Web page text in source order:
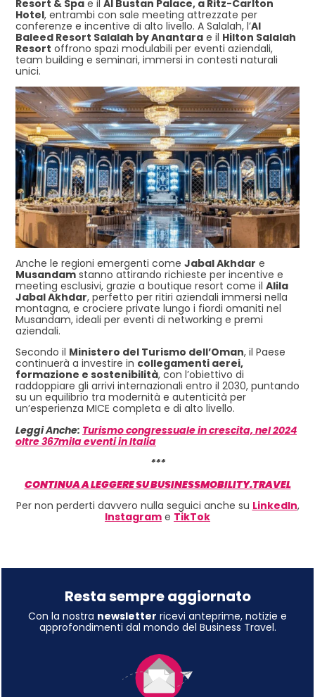
Resort & Spa e il Al Bustan Palace, a Ritz-Carlton
Hotel, entrambi con sale meeting attrezzate per
conferenze e incentive di alto livello. A Salalah, l’Al
Baleed Resort Salalah by Anantara e il Hilton Salalah
Resort offrono spazi modulabili per eventi aziendali,
team building e seminari, immersi in contesti naturali
unici.
Anche le regioni emergenti come Jabal Akhdar e
Musandam stanno attirando richieste per incentive e
meeting esclusivi, grazie a boutique resort come il Alila
Jabal Akhdar, perfetto per ritiri aziendali immersi nella
montagna, e crociere private lungo i fiordi omaniti nel
Musandam, ideali per eventi di networking e premi
aziendali.
Secondo il Ministero del Turismo dell’Oman, il Paese
continuerà a investire in collegamenti aerei,
formazione e sostenibilità, con l’obiettivo di
raddoppiare gli arrivi internazionali entro il 2030, puntando
su un equilibrio tra modernità e autenticità per
un’esperienza MICE completa e di alto livello.
Leggi Anche: Turismo congressuale in crescita, nel 2024
oltre 367mila eventi in Italia
***
CONTINUA A LEGGERE SU BUSINESSMOBILITY.TRAVEL
Per non perderti davvero nulla seguici anche su LinkedIn,
Instagram e TikTok
Resta sempre aggiornato
Con la nostra newsletter ricevi anteprime, notizie e
approfondimenti dal mondo del Business Travel.